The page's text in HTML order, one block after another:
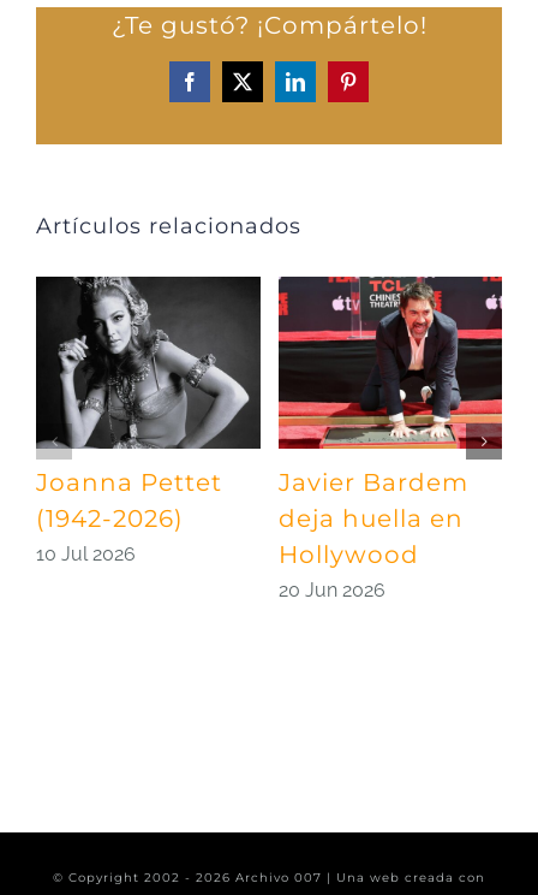
¿Te gustó? ¡Compártelo!
Facebook
X LinkedInPinterest
Artículos relacionados
Joanna Pettet
(1942-2026)
10 Jul 2026
Javier Bardem
deja huella en
Hollywood
20 Jun 2026
© Copyright 2002 - 2026 Archivo 007 | Una web creada con